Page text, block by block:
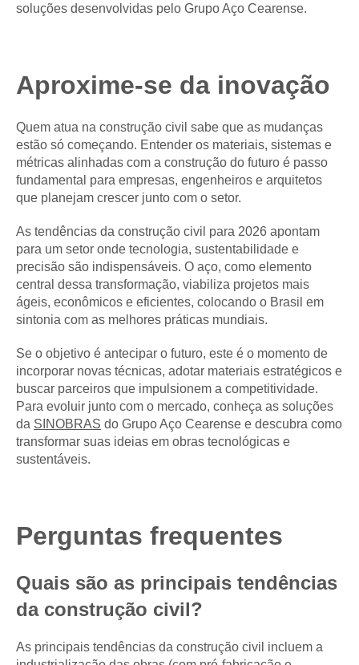
soluções desenvolvidas pelo Grupo Aço Cearense.
Aproxime-se da inovação
Quem atua na construção civil sabe que as mudanças
estão só começando. Entender os materiais, sistemas e
métricas alinhadas com a construção do futuro é passo
fundamental para empresas, engenheiros e arquitetos
que planejam crescer junto com o setor.
As tendências da construção civil para 2026 apontam
para um setor onde tecnologia, sustentabilidade e
precisão são indispensáveis. O aço, como elemento
central dessa transformação, viabiliza projetos mais
ágeis, econômicos e eficientes, colocando o Brasil em
sintonia com as melhores práticas mundiais.
Se o objetivo é antecipar o futuro, este é o momento de
incorporar novas técnicas, adotar materiais estratégicos e
buscar parceiros que impulsionem a competitividade.
Para evoluir junto com o mercado, conheça as soluções
da SINOBRAS do Grupo Aço Cearense e descubra como
transformar suas ideias em obras tecnológicas e
sustentáveis.
Perguntas frequentes
Quais são as principais tendências
da construção civil?
As principais tendências da construção civil incluem a